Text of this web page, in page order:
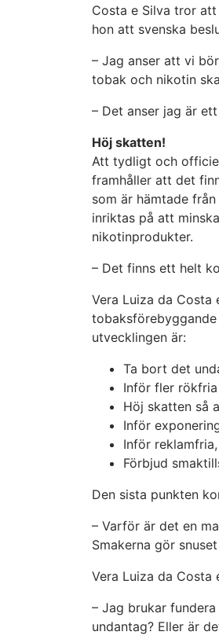
Costa e Silva tror
hon att svenska
– Jag anser att vi
tobak och nikotin
– Det anser jag är
Höj skatten!
Att tydligt och
framhåller att det
som är hämtade
inriktas på att
nikotinprodukter.
– Det finns ett helt
Vera Luiza da
utvecklingen är:
Ta bort det
Inför fler
Höj skatten så
Inför
Inför
Förbjud
Den sista punkten
– Varför är det en
Smakerna gör
Vera Luiza da
– Jag brukar
undantag? Eller är